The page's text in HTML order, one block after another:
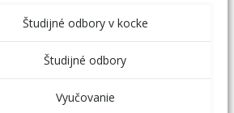
Študijné odbory v kocke
Študijné odbory
Vyučovanie